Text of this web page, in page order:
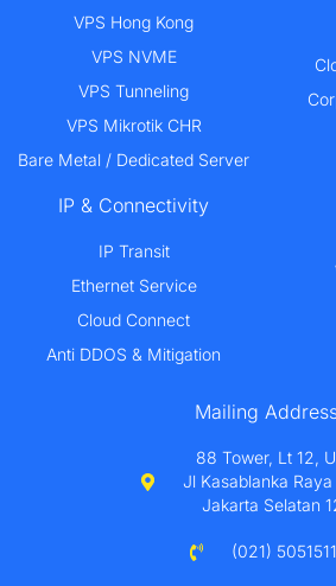
VPS Hong Kong
VPS NVME
VPS Tunneling
VPS Mikrotik CHR
Bare Metal / Dedicated Server
IP & Connectivity
IP Transit
Ethernet Service
Cloud Connect
Anti DDOS & Mitigation
Mailing
88 Tower, Lt 12,
Jl Kasablanka
Jakarta Selatan
(021)